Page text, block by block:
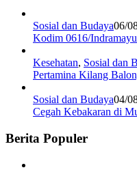
Sosial dan Budaya06/
Kodim 0616/
Kesehatan, Sosial dan
Pertamina Kilang
Sosial dan Budaya04/
Cegah Kebakaran di
Berita Populer